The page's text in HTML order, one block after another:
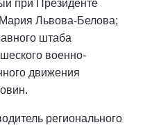
при Президенте
Львова-Белова;
штаба
военно-
движения
регионального